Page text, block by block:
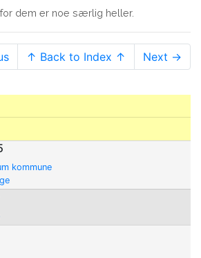
dem er noe særlig heller.
↑ Back to Index ↑ Next →
kommune